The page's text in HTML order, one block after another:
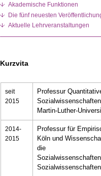
Akademische Funktionen
Die fünf neuesten
Aktuelle Lehrveranstaltungen
Kurzvita
seit
2015
Professur
Martin-Luther-
2014-
2015
Professur für
Köln und
die
Sozialwissenschaften